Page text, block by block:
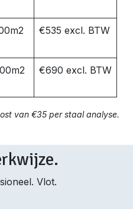
€535 excl. BTW
€690 excl. BTW
van €35 per staal analyse.
Vlot.